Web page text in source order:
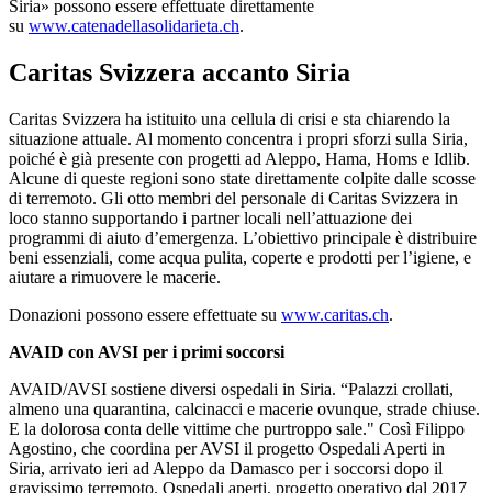
Siria» possono essere effettuate direttamente
su www.catenadellasolidarieta.ch.
Caritas Svizzera accanto Siria
Caritas Svizzera ha istituito una cellula di crisi e sta chiarendo la
situazione attuale. Al momento concentra i propri sforzi sulla Siria,
poiché è già presente con progetti ad Aleppo, Hama, Homs e Idlib.
Alcune di queste regioni sono state direttamente colpite dalle scosse
di terremoto. Gli otto membri del personale di Caritas Svizzera in
loco stanno supportando i partner locali nell’attuazione dei
programmi di aiuto d’emergenza. L’obiettivo principale è distribuire
beni essenziali, come acqua pulita, coperte e prodotti per l’igiene, e
aiutare a rimuovere le macerie.
Donazioni possono essere effettuate su www.caritas.ch.
AVAID con AVSI per i primi soccorsi
AVAID/AVSI sostiene diversi ospedali in Siria. “Palazzi crollati,
almeno una quarantina, calcinacci e macerie ovunque, strade chiuse.
E la dolorosa conta delle vittime che purtroppo sale." Così Filippo
Agostino, che coordina per AVSI il progetto Ospedali Aperti in
Siria, arrivato ieri ad Aleppo da Damasco per i soccorsi dopo il
gravissimo terremoto. Ospedali aperti, progetto operativo dal 2017